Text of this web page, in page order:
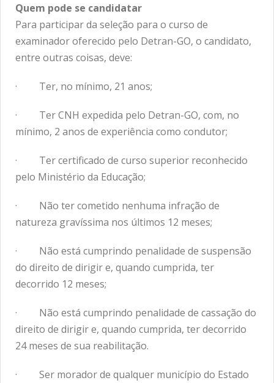
Quem pode se candidatar
Para participar da seleção para o curso de
examinador oferecido pelo Detran-GO, o candidato,
entre outras coisas, deve:
· Ter, no mínimo, 21 anos;
· Ter CNH expedida pelo Detran-GO, com, no
mínimo, 2 anos de experiência como condutor;
· Ter certificado de curso superior reconhecido
pelo Ministério da Educação;
· Não ter cometido nenhuma infração de
natureza gravíssima nos últimos 12 meses;
· Não está cumprindo penalidade de suspensão
do direito de dirigir e, quando cumprida, ter
decorrido 12 meses;
· Não está cumprindo penalidade de cassação do
direito de dirigir e, quando cumprida, ter decorrido
24 meses de sua reabilitação.
· Ser morador de qualquer município do Estado